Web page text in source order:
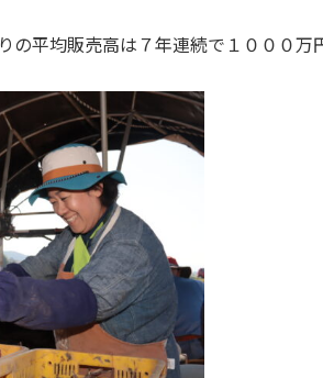
の平均販売高は７年連続で１０００万